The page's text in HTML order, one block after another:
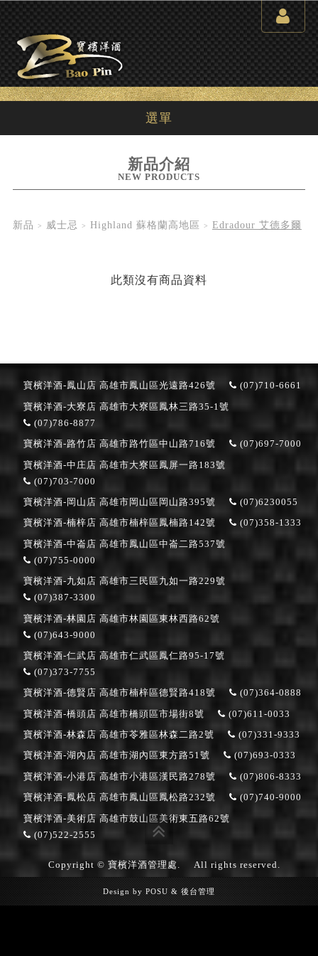
選單
新品介紹
NEW PRODUCTS
新品 威士忌 Highland 蘇格蘭高地區 Edradour 艾德多爾
此類沒有商品資料
寶檳洋酒-鳳山店 高雄市鳳山區光遠路426號 (07)710-6661
寶檳洋酒-大寮店 高雄市大寮區鳳林三路35-1號
(07)786-8877
寶檳洋酒-路竹店 高雄市路竹區中山路716號 (07)697-7000
寶檳洋酒-中庄店 高雄市大寮區鳳屏一路183號
(07)703-7000
寶檳洋酒-岡山店 高雄市岡山區岡山路395號 (07)6230055
寶檳洋酒-楠梓店 高雄市楠梓區鳳楠路142號 (07)358-1333
寶檳洋酒-中崙店 高雄市鳳山區中崙二路537號
(07)755-0000
寶檳洋酒-九如店 高雄市三民區九如一路229號
(07)387-3300
寶檳洋酒-林園店 高雄市林園區東林西路62號
(07)643-9000
寶檳洋酒-仁武店 高雄市仁武區鳳仁路95-17號
(07)373-7755
寶檳洋酒-德賢店 高雄市楠梓區德賢路418號 (07)364-0888
寶檳洋酒-橋頭店 高雄市橋頭區市場街8號 (07)611-0033
寶檳洋酒-林森店 高雄市苓雅區林森二路2號 (07)331-9333
寶檳洋酒-湖內店 高雄市湖內區東方路51號 (07)693-0333
寶檳洋酒-小港店 高雄市小港區漢民路278號 (07)806-8333
寶檳洋酒-鳳松店 高雄市鳳山區鳳松路232號 (07)740-9000
寶檳洋酒-美術店 高雄市鼓山區美術東五路62號
(07)522-2555
Copyright © 寶檳洋酒管理處. All rights reserved.
Design by POSU & 後台管理